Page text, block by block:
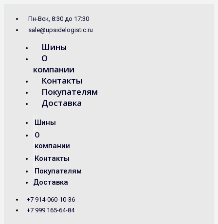
содержимому
Пн-Вск, 8:30 до 17:30
sale@upsidelogistic.ru
Шины
О
компании
Контакты
Покупателям
Доставка
Шины
О
компании
Контакты
Покупателям
Доставка
+7 914-060-10-36
+7 999 165-64-84